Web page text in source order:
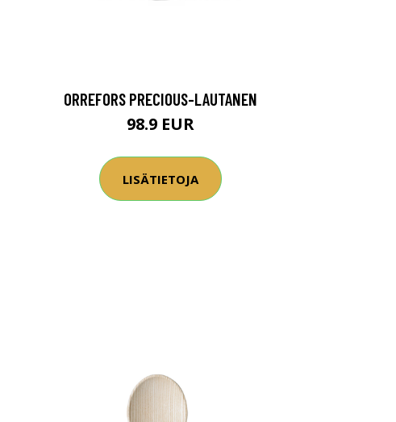
ORREFORS PRECIOUS-LAUTANEN
98.9 EUR
LISÄTIETOJA